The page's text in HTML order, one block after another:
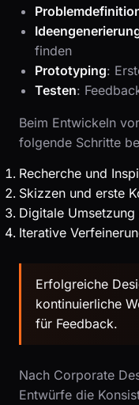
finden
Prototyping:
Testen:
Beim Entwickeln
folgende Schritte
Recherche und
Skizzen und erste
Digitale
Iterative
Erfolgreiche
kontinuierliche
für Feedback.
Nach Corporate
Entwürfe die